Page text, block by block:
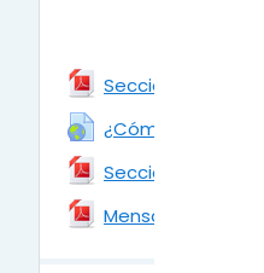
Sección
¿Cómo crear un
Sección
Mensajería en la